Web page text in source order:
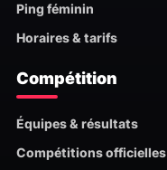
Ping féminin
Horaires & tarifs
Compétition
Équipes & résultats
Compétitions officielles